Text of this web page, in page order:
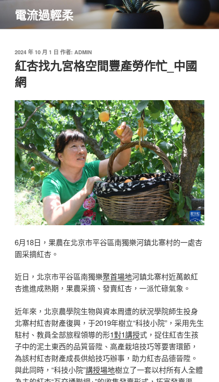
主
電流過輕柔
發
佈
於
2024 年 10 月 1 日 作者: ADMIN
紅杏找九宮格空間豐產勞作忙_中國
網
6月18日，果農在北京市平谷區南獨樂河鎮北寨村的一處杏
園采摘紅杏。
近日，北京市平谷區南獨樂聚首場地河鎮北寨村近萬畝紅
杏進進成熟期，果農采摘、發賣紅杏，一派忙碌氣象。
近年來，北京農學院生物與資本周遭的狀況學院師生投身
北寨村紅杏財產復興，于2019年樹立“科技小院”，采用先生
駐村、教員全部旅程領導的形1對1講授式，捉住紅杏生孩
子中的泥土東西的品質晉陞、高產栽培技巧等要害環節，
為該村紅杏財產成長供給技巧辦事，助力紅杏品德晉陞。
與此同時，“科技小院”講授場地樹立了一套以村所有人全體